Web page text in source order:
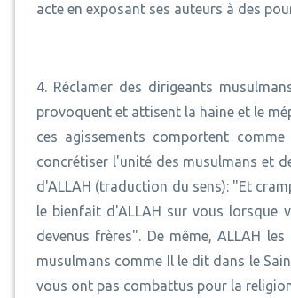
acte en exposant ses auteurs à des
4. Réclamer des dirigeants
provoquent et attisent la haine et le
ces agissements comportent
concrétiser l'unité des musulmans et
d'ALLAH (traduction du sens): "Et
le bienfait d'ALLAH sur vous lorsque
devenus frères". De même, ALLAH
musulmans comme Il le dit dans le
vous ont pas combattus pour la